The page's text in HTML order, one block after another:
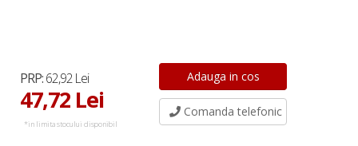
PRP:62,92 Lei
47,72 Lei
*in limita stocului disponibil
Comanda telefonic